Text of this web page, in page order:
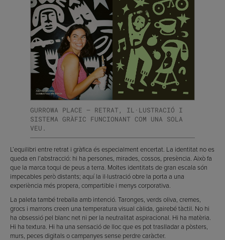
GURROWA PLACE — RETRAT, IL·LUSTRACIÓ I
SISTEMA GRÀFIC FUNCIONANT COM UNA SOLA
VEU.
L’equilibri entre retrat i gràfica és especialment encertat. La identitat no es
queda en l’abstracció: hi ha persones, mirades, cossos, presència. Això fa
que la marca toqui de peus a terra. Moltes identitats de gran escala són
impecables però distants; aquí la il·lustració obre la porta a una
experiència més propera, compartible i menys corporativa.
La paleta també treballa amb intenció. Taronges, verds oliva, cremes,
grocs i marrons creen una temperatura visual càlida, gairebé tàctil. No hi
ha obsessió pel blanc net ni per la neutralitat aspiracional. Hi ha matèria.
Hi ha textura. Hi ha una sensació de lloc que es pot traslladar a pòsters,
murs, peces digitals o campanyes sense perdre caràcter.